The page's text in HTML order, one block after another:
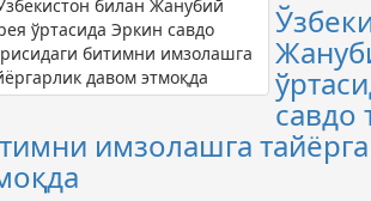
савдо
имзолашга